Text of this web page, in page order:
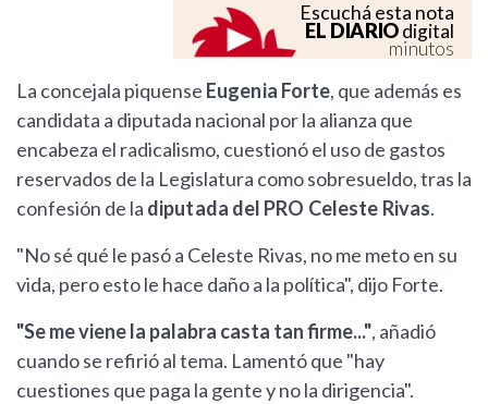
Escuchá esta nota
EL DIARIOdigital
minutos
La concejala piquense Eugenia Forte, que además es
candidata a diputada nacional por la alianza que
encabeza el radicalismo, cuestionó el uso de gastos
reservados de la Legislatura como sobresueldo, tras la
confesión de la diputada del PRO Celeste Rivas.
"No sé qué le pasó a Celeste Rivas, no me meto en su
vida, pero esto le hace daño a la política", dijo Forte.
"Se me viene la palabra casta tan firme...", añadió
cuando se refirió al tema. Lamentó que "hay
cuestiones que paga la gente y no la dirigencia".